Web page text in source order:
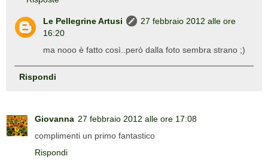
Le Pellegrine Artusi
27 febbraio 2012 alle ore
16:20
ma nooo è fatto così..però dalla foto sembra strano ;)
Rispondi
Giovanna 27 febbraio 2012 alle ore 17:08
complimenti un primo fantastico
Rispondi